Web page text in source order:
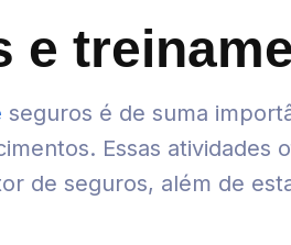
e
seguros é de suma
Essas
de seguros, além de